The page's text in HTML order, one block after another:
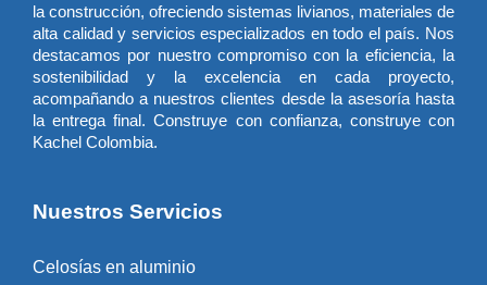
la construcción, ofreciendo sistemas livianos, materiales de
alta calidad y servicios especializados en todo el país. Nos
destacamos por nuestro compromiso con la eficiencia, la
sostenibilidad y la excelencia en cada proyecto,
acompañando a nuestros clientes desde la asesoría hasta
la entrega final. Construye con confianza, construye con
Kachel Colombia.
Nuestros Servicios
Celosías en aluminio